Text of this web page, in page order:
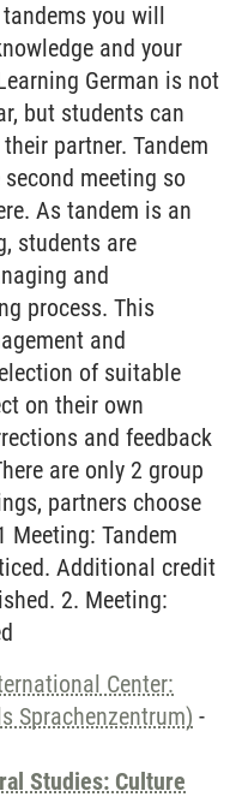
you will
and your
German is not
but students can
partner. Tandem
meeting so
As tandem is an
students are
and
process. This
and
of suitable
on their own
and feedback
are only 2 group
partners choose
Meeting: Tandem
Additional credit
2. Meeting:
Center:
Sprachenzentrum) -
Studies: Culture